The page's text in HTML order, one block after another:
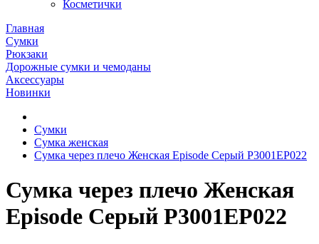
Косметички
Главная
Сумки
Рюкзаки
Дорожные сумки и чемоданы
Аксессуары
Новинки
Сумки
Сумка женская
Сумка через плечо Женская Episode Серый P3001EP022
Сумка через плечо Женская
Episode Серый P3001EP022